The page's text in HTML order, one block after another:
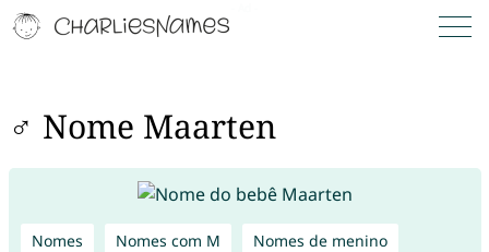
♂ Nome Maarten
Nomes Nomes com M Nomes de menino